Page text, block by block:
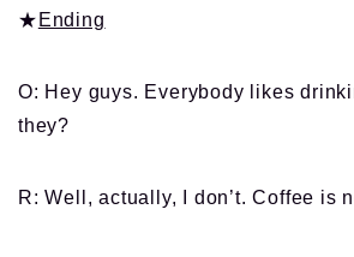
★ Ending
O: Hey guys. Everybody likes
they?
R: Well, actually, I don’t. Coffee is